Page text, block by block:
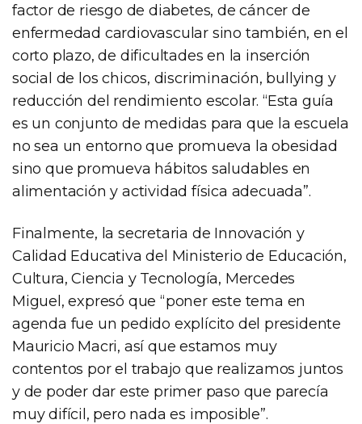
factor de riesgo de diabetes, de cáncer de
enfermedad cardiovascular sino también, en el
corto plazo, de dificultades en la inserción
social de los chicos, discriminación, bullying y
reducción del rendimiento escolar. “Esta guía
es un conjunto de medidas para que la escuela
no sea un entorno que promueva la obesidad
sino que promueva hábitos saludables en
alimentación y actividad física adecuada”.
Finalmente, la secretaria de Innovación y
Calidad Educativa del Ministerio de Educación,
Cultura, Ciencia y Tecnología, Mercedes
Miguel, expresó que “poner este tema en
agenda fue un pedido explícito del presidente
Mauricio Macri, así que estamos muy
contentos por el trabajo que realizamos juntos
y de poder dar este primer paso que parecía
muy difícil, pero nada es imposible”.